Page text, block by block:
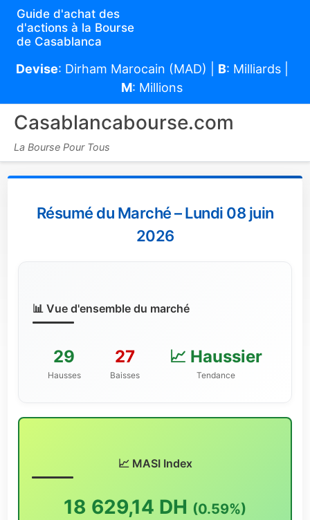
Guide d'achat des
d'actions à la Bourse
de Casablanca
Devise: Dirham Marocain (MAD) | B: Milliards |
M: Millions
Casablancabourse.com
La Bourse Pour Tous
Résumé du Marché – Lundi 08 juin
2026
📊 Vue d'ensemble du marché
29
Hausses
27
Baisses
📈 Haussier
Tendance
📈 MASI Index
18 629,14 DH (0.59%)